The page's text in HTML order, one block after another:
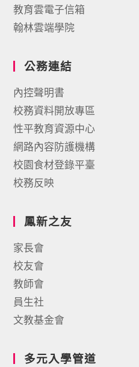
教育雲電子信箱
翰林雲端學院
公務連結
內控聲明書
校務資料開放專區
性平教育資源中心
網路內容防護機構
校園食材登錄平臺
校務反映
鳳新之友
家長會
校友會
教師會
員生社
文教基金會
多元入學管道